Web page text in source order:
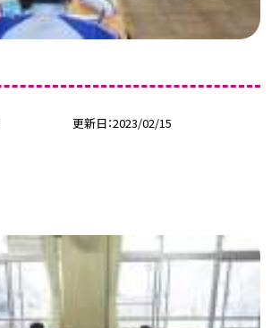
更新日 2023/02/15